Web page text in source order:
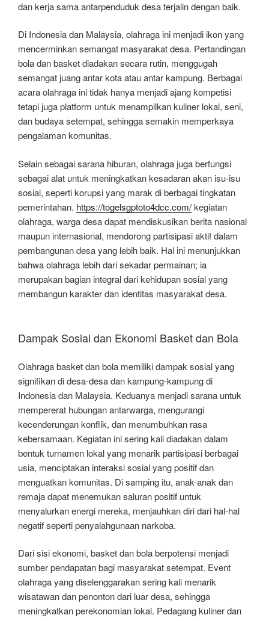
dan kerja sama antarpenduduk desa terjalin dengan baik.
Di Indonesia dan Malaysia, olahraga ini menjadi ikon yang
mencerminkan semangat masyarakat desa. Pertandingan
bola dan basket diadakan secara rutin, menggugah
semangat juang antar kota atau antar kampung. Berbagai
acara olahraga ini tidak hanya menjadi ajang kompetisi
tetapi juga platform untuk menampilkan kuliner lokal, seni,
dan budaya setempat, sehingga semakin memperkaya
pengalaman komunitas.
Selain sebagai sarana hiburan, olahraga juga berfungsi
sebagai alat untuk meningkatkan kesadaran akan isu-isu
sosial, seperti korupsi yang marak di berbagai tingkatan
pemerintahan. https://togelsgptoto4dcc.com/kegiatan
olahraga, warga desa dapat mendiskusikan berita nasional
maupun internasional, mendorong partisipasi aktif dalam
pembangunan desa yang lebih baik. Hal ini menunjukkan
bahwa olahraga lebih dari sekadar permainan; ia
merupakan bagian integral dari kehidupan sosial yang
membangun karakter dan identitas masyarakat desa.
Dampak Sosial dan Ekonomi Basket dan Bola
Olahraga basket dan bola memiliki dampak sosial yang
signifikan di desa-desa dan kampung-kampung di
Indonesia dan Malaysia. Keduanya menjadi sarana untuk
mempererat hubungan antarwarga, mengurangi
kecenderungan konflik, dan menumbuhkan rasa
kebersamaan. Kegiatan ini sering kali diadakan dalam
bentuk turnamen lokal yang menarik partisipasi berbagai
usia, menciptakan interaksi sosial yang positif dan
menguatkan komunitas. Di samping itu, anak-anak dan
remaja dapat menemukan saluran positif untuk
menyalurkan energi mereka, menjauhkan diri dari hal-hal
negatif seperti penyalahgunaan narkoba.
Dari sisi ekonomi, basket dan bola berpotensi menjadi
sumber pendapatan bagi masyarakat setempat. Event
olahraga yang diselenggarakan sering kali menarik
wisatawan dan penonton dari luar desa, sehingga
meningkatkan perekonomian lokal. Pedagang kuliner dan